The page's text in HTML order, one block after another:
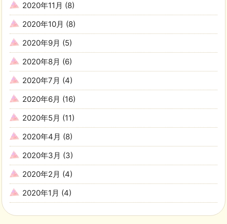
2020年11月 (8)
2020年10月 (8)
2020年9月 (5)
2020年8月 (6)
2020年7月 (4)
2020年6月 (16)
2020年5月 (11)
2020年4月 (8)
2020年3月 (3)
2020年2月 (4)
2020年1月 (4)